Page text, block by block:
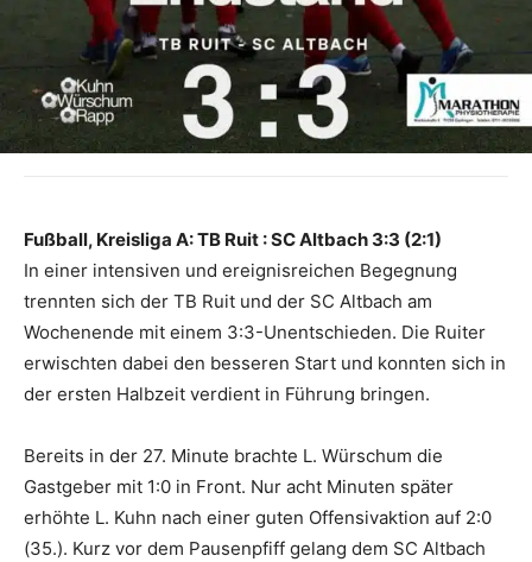
Fußball, Kreisliga A: TB Ruit : SC Altbach 3:3 (2:1)
In einer intensiven und ereignisreichen Begegnung
trennten sich der TB Ruit und der SC Altbach am
Wochenende mit einem 3:3-Unentschieden. Die Ruiter
erwischten dabei den besseren Start und konnten sich in
der ersten Halbzeit verdient in Führung bringen.
Bereits in der 27. Minute brachte L. Würschum die
Gastgeber mit 1:0 in Front. Nur acht Minuten später
erhöhte L. Kuhn nach einer guten Offensivaktion auf 2:0
(35.). Kurz vor dem Pausenpfiff gelang dem SC Altbach